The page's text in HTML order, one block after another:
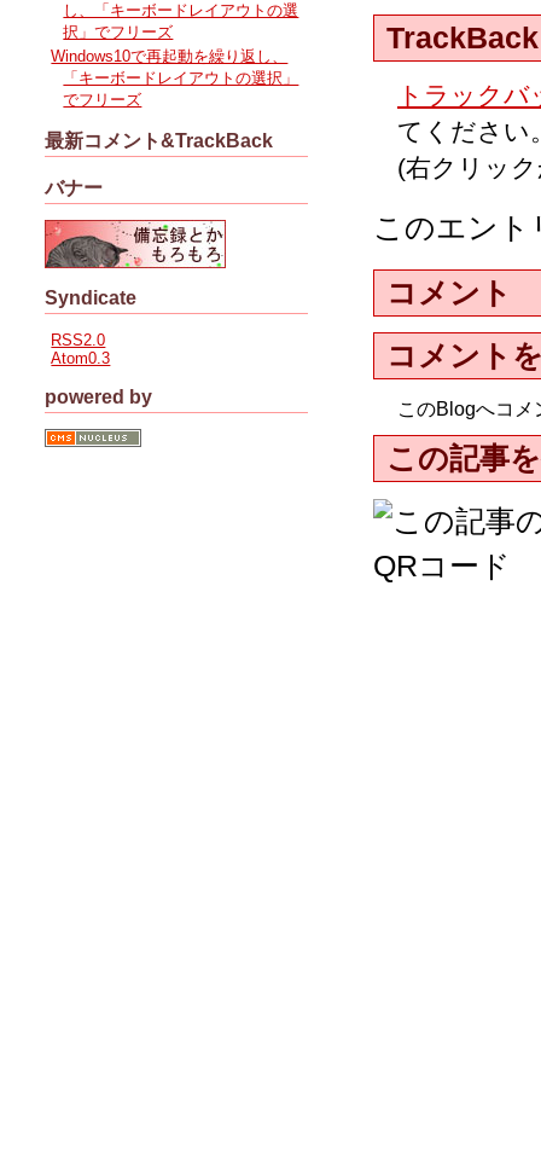
TrackBack
トラックバ
てください
(右クリッ
このエン
コメント
コメント
このBlogへコ
この記事
し、「キーボードレイアウトの選
択」でフリーズ
Windows10で再起動を繰り返し、
「キーボードレイアウトの選択」
でフリーズ
最新コメント&TrackBack
バナー
Syndicate
RSS2.0
Atom0.3
powered by